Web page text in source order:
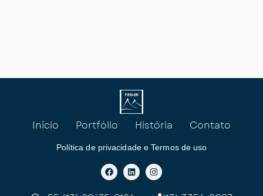
Início Portfólio História Contato
Política de privacidade e Termos de uso
a
c
i
n
n
s